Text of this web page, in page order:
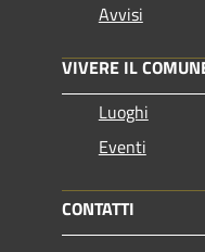
Avvisi
VIVERE IL
Luoghi
Eventi
CONTATTI